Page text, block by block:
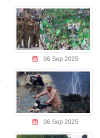
06 Sep 2025
06 Sep 2025